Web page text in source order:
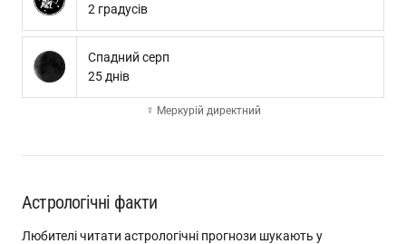
2 градусів
Спадний серп
25 днів
☿ Меркурій директний
Астрологічні факти
Любителі читати астрологічні прогнози шукають у